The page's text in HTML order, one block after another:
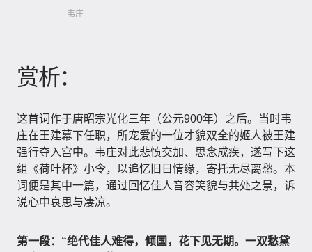
韦庄
赏析：
这首词作于唐昭宗光化三年（公元900年）之后。当时韦
庄在王建幕下任职，所宠爱的一位才貌双全的姬人被王建
强行夺入宫中。韦庄对此悲愤交加、思念成疾，遂写下这
组《荷叶杯》小令，以追忆旧日情缘，寄托无尽离愁。本
词便是其中一篇，通过回忆佳人音容笑貌与共处之景，诉
说心中哀思与凄凉。
第一段：“绝代佳人难得，倾国，花下见无期。一双愁黛